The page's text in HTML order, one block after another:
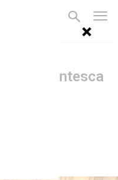
su
gigantesca